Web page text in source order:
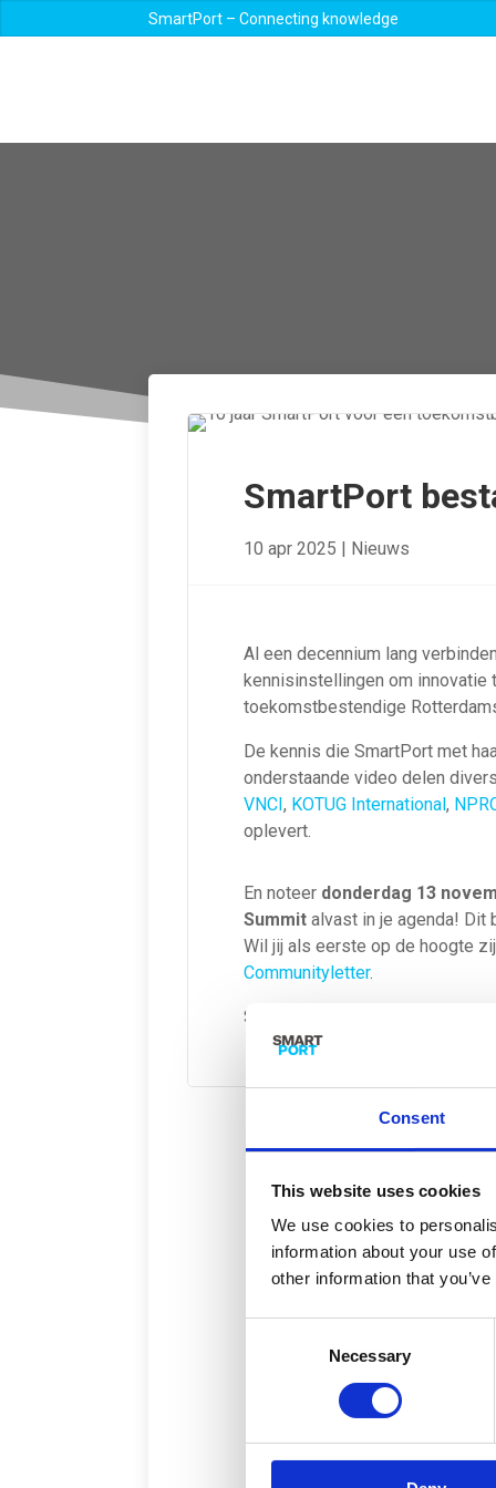
Consent
This website uses cookies
We use cookies to
information about your use
other information that
Necessary
SmartPort – Connecting knowledge
SmartPort
10 apr 2025 | Nieuws
Al een decennium lang
kennisinstellingen om innovatie
toekomstbestendige
De kennis die SmartPort met
onderstaande video delen
VNCI, KOTUG International,
oplevert.
En noteer donderdag 13
Summit alvast in je agenda! Dit
Wil jij als eerste op de hoogte
Communityletter.
Samen bouwen we aan een